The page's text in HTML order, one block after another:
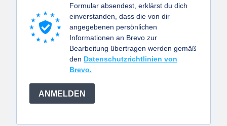
Formular absendest, erklärst du dich
einverstanden, dass die von dir
angegebenen persönlichen
Informationen an Brevo zur
Bearbeitung übertragen werden gemäß
den Datenschutzrichtlinien von
Brevo.
ANMELDEN